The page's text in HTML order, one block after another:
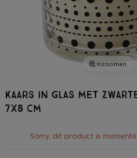
Inzoomen
Kaars in glas met
7x8 cm
Sorry, dit product is